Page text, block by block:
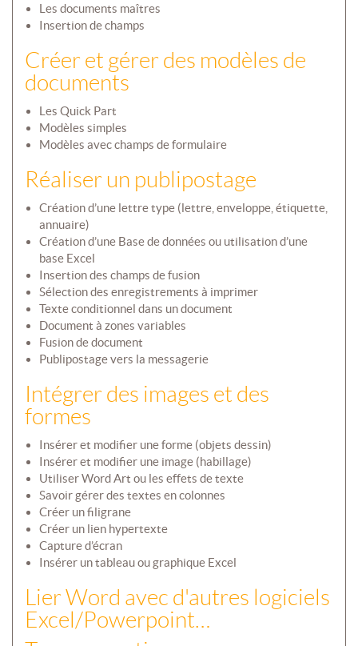
Les documents maîtres
Insertion de champs
Créer et gérer des modèles de
documents
Les Quick Part
Modèles simples
Modèles avec champs de formulaire
Réaliser un publipostage
Création d’une lettre type (lettre, enveloppe, étiquette,
annuaire)
Création d’une Base de données ou utilisation d’une
base Excel
Insertion des champs de fusion
Sélection des enregistrements à imprimer
Texte conditionnel dans un document
Document à zones variables
Fusion de document
Publipostage vers la messagerie
Intégrer des images et des
formes
Insérer et modifier une forme (objets dessin)
Insérer et modifier une image (habillage)
Utiliser Word Art ou les effets de texte
Savoir gérer des textes en colonnes
Créer un filigrane
Créer un lien hypertexte
Capture d’écran
Insérer un tableau ou graphique Excel
Lier Word avec d'autres logiciels
Excel/Powerpoint…